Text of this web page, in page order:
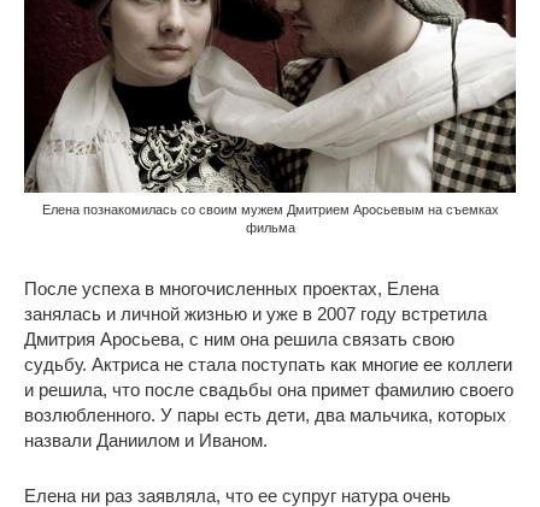
Елена познакомилась со своим мужем Дмитрием Аросьевым на съемках
фильма
После успеха в многочисленных проектах, Елена
занялась и личной жизнью и уже в 2007 году встретила
Дмитрия Аросьева, с ним она решила связать свою
судьбу. Актриса не стала поступать как многие ее коллеги
и решила, что после свадьбы она примет фамилию своего
возлюбленного. У пары есть дети, два мальчика, которых
назвали Даниилом и Иваном.
Елена ни раз заявляла, что ее супруг натура очень